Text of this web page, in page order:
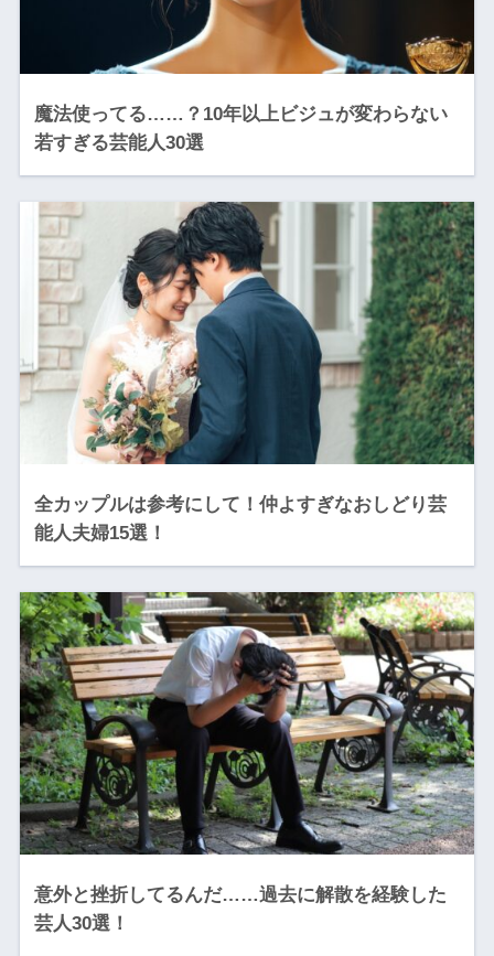
魔法使ってる……？10年以上ビジュが変わらない
若すぎる芸能人30選
全カップルは参考にして！仲よすぎなおしどり芸
能人夫婦15選！
意外と挫折してるんだ……過去に解散を経験した
芸人30選！